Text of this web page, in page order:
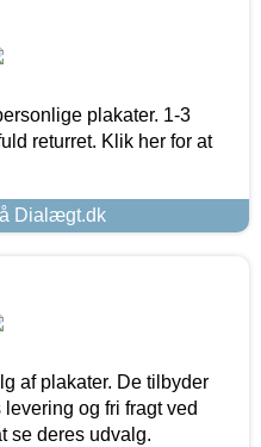
plakater. 1-3
returret. Klik her for at
Dialægt.dk
af plakater. De tilbyder
og fri fragt ved
se deres udvalg.